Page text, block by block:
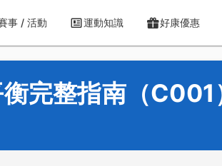
事 / 活動 運動知識 好康優惠
完整指南（C001